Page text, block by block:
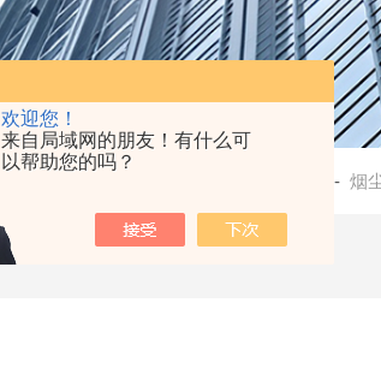
欢迎您！
来自局域网的朋友！有什么可
以帮助您的吗？
- 烟